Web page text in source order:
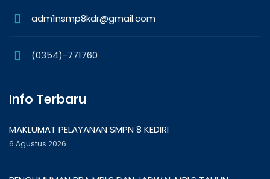
adm1nsmp8kdr@gmail.com
(0354)-771760
Info Terbaru
MAKLUMAT PELAYANAN SMPN 8 KEDIRI
6 Agustus 2026